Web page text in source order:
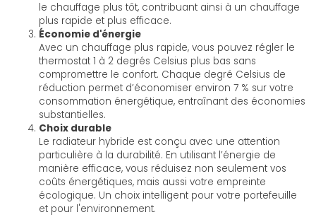
le chauffage plus tôt, contribuant ainsi à un chauffage
plus rapide et plus efficace.
Économie d'énergie
Avec un chauffage plus rapide, vous pouvez régler le
thermostat 1 à 2 degrés Celsius plus bas sans
compromettre le confort. Chaque degré Celsius de
réduction permet d’économiser environ 7 % sur votre
consommation énergétique, entraînant des économies
substantielles.
Choix durable
Le radiateur hybride est conçu avec une attention
particulière à la durabilité. En utilisant l’énergie de
manière efficace, vous réduisez non seulement vos
coûts énergétiques, mais aussi votre empreinte
écologique. Un choix intelligent pour votre portefeuille
et pour l'environnement.